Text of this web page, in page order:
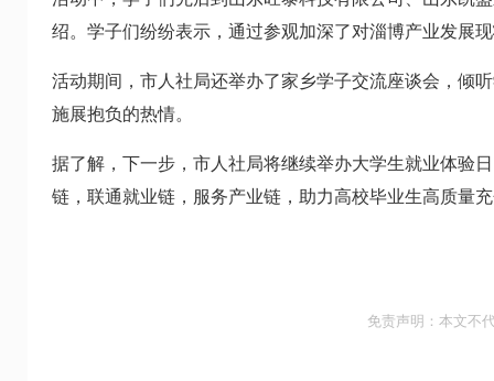
绍。学子们纷纷表示，通过参观加深了对淄博产业发展
活动期间，市人社局还举办了家乡学子交流座谈会，倾
施展抱负的热情。
据了解，下一步，市人社局将继续举办大学生就业体验
链，联通就业链，服务产业链，助力高校毕业生高质量
免责声明：本文不